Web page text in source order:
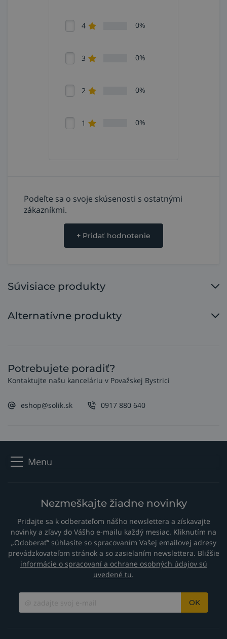
4 0%
3 0%
2 0%
1 0%
Podeľte sa o svoje skúsenosti s ostatnými
zákazníkmi.
+ Pridať hodnotenie
Súvisiace produkty
Alternatívne produkty
Potrebujete poradiť?
Kontaktujte našu kanceláriu v Považskej Bystrici
eshop@solik.sk 0917 880 640
Menu
Nezmeškajte žiadne novinky
Pridajte sa k odberateľom nášho newslettera a získavajte
novinky a zľavy do Vášho e-mailu každý mesiac. Kliknutím na
„Odoberať“ súhlasíte so spracovaním Vašej emailovej adresy
prevádzkovateľom stránok a so zasielaním newslettera. Bližšie
informácie o spracovaní a ochrane osobných údajov sú
uvedené tu.
OK